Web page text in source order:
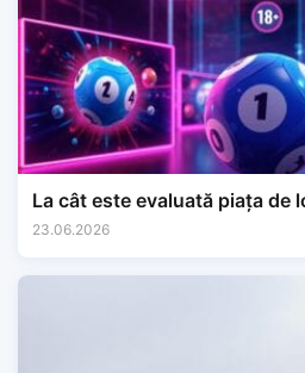
La cât este evaluată piața de
23.06.2026